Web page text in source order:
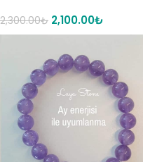
2,300.00₺ 2,100.00₺